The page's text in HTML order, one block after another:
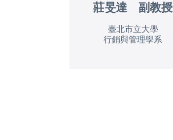
莊旻達 副教授
臺北市立大學
行銷與管理學系